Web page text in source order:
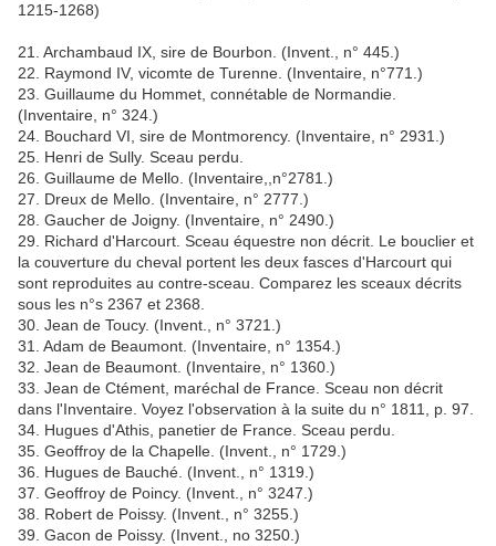
1215-1268)
21. Archambaud IX, sire de Bourbon. (Invent., n° 445.)
22. Raymond IV, vicomte de Turenne. (Inventaire, n°771.)
23. Guillaume du Hommet, connétable de Normandie.
(Inventaire, n° 324.)
24. Bouchard VI, sire de Montmorency. (Inventaire, n° 2931.)
25. Henri de Sully. Sceau perdu.
26. Guillaume de Mello. (Inventaire,,n°2781.)
27. Dreux de Mello. (Inventaire, n° 2777.)
28. Gaucher de Joigny. (Inventaire, n° 2490.)
29. Richard d'Harcourt. Sceau équestre non décrit. Le bouclier et
la couverture du cheval portent les deux fasces d'Harcourt qui
sont reproduites au contre-sceau. Comparez les sceaux décrits
sous les n°s 2367 et 2368.
30. Jean de Toucy. (Invent., n° 3721.)
31. Adam de Beaumont. (Inventaire, n° 1354.)
32. Jean de Beaumont. (Inventaire, n° 1360.)
33. Jean de Ctément, maréchal de France. Sceau non décrit
dans l'Inventaire. Voyez l'observation à la suite du n° 1811, p. 97.
34. Hugues d'Athis, panetier de France. Sceau perdu.
35. Geoffroy de la Chapelle. (Invent., n° 1729.)
36. Hugues de Bauché. (Invent., n° 1319.)
37. Geoffroy de Poincy. (Invent., n° 3247.)
38. Robert de Poissy. (Invent., n° 3255.)
39. Gacon de Poissy. (Invent., no 3250.)